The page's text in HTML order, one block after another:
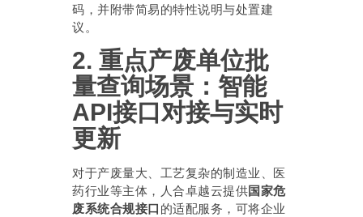
码，并附带简易的特性说明与处置建
议。
2. 重点产废单位批
量查询场景：智能
API接口对接与实时
更新
对于产废量大、工艺复杂的制造业、医
药行业等主体，人合卓越云提供国家危
废系统合规接口 的适配服务，可将企业